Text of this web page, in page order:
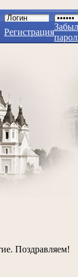
Регистрация
Поздравляем!